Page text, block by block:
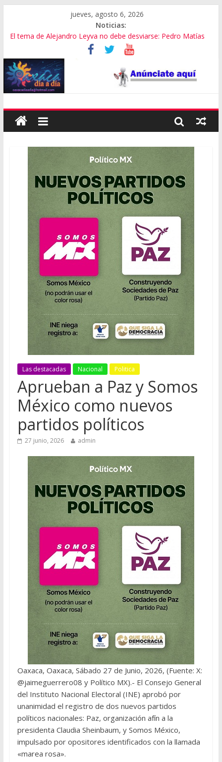
jueves, agosto 6, 2026
Noticias:
El tema de Alejandro Leyva no debe desviarse: Pedro Matías
Promete SEGOB investigación a fondo en crimen de Alejandro
Leyva
Bajo amenazas, Secretario de Gobierno de Oaxaca despojaría
predios
“Amenazamos, no dialogamos”
Las destacadas Nacional Politica
Aprueban a Paz y Somos
México como nuevos
partidos políticos
27 junio, 2026 admin
Oaxaca, Oaxaca, Sábado 27 de Junio, 2026, (Fuente: X:
@jaimeguerrero08 y Político MX).- El Consejo General
del Instituto Nacional Electoral (INE) aprobó por
unanimidad el registro de dos nuevos partidos
políticos nacionales: Paz, organización afín a la
presidenta Claudia Sheinbaum, y Somos México,
impulsado por opositores identificados con la llamada
«marea rosa».